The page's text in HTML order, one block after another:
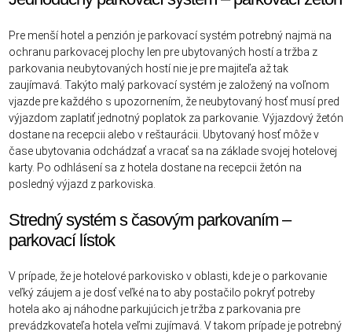
Pre menší hotel a penzión je parkovací systém potrebný najmä na
ochranu parkovacej plochy len pre ubytovaných hostí a tržba z
parkovania neubytovaných hostí nie je pre majiteľa až tak
zaujímavá. Takýto malý parkovací systém je založený na voľnom
vjazde pre každého s upozornením, že neubytovaný hosť musí pred
výjazdom zaplatiť jednotný poplatok za parkovanie. Výjazdový žetón
dostane na recepcii alebo v reštaurácii. Ubytovaný hosť môže v
čase ubytovania odchádzať a vracať sa na základe svojej hotelovej
karty. Po odhlásení sa z hotela dostane na recepcii žetón na
posledný výjazd z parkoviska.
Stredný systém s časovým parkovaním –
parkovací lístok
V prípade, že je hotelové parkovisko v oblasti, kde je o parkovanie
veľký záujem a je dosť veľké na to aby postačilo pokryť potreby
hotela ako aj náhodne parkujúcich je tržba z parkovania pre
prevádzkovateľa hotela veľmi zujímavá. V takom prípade je potrebný